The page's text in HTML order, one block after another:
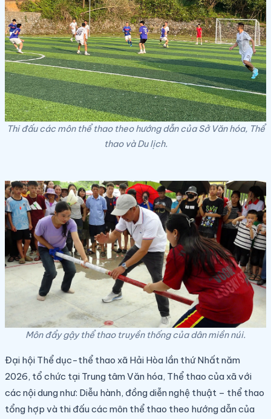
Thi đấu các môn thể thao theo hướng dẫn của Sở Văn hóa, Thể
thao và Du lịch.
Môn đẩy gậy thể thao truyền thống của dân miền núi.
Đại hội Thể dục-thể thao xã Hải Hòa lần thứ Nhất năm
2026, tổ chức tại Trung tâm Văn hóa, Thể thao của xã với
các nội dung như: Diễu hành, đồng diễn nghệ thuật – thể thao
tổng hợp và thi đấu các môn thể thao theo hướng dẫn của